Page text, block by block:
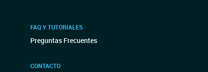
FAQ Y TUTORIALES
Preguntas Frecuentes
CONTACTO